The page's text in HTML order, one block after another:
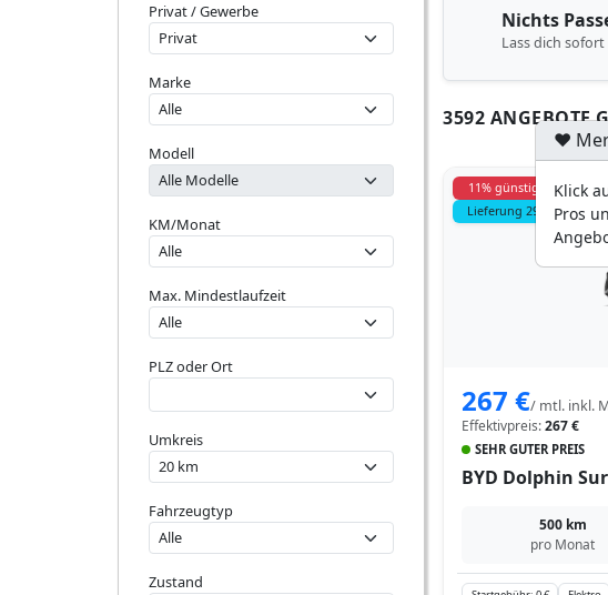
Privat / Gewerbe
Marke
Modell
KM/Monat
Max. Mindestlaufzeit
PLZ oder Ort
Umkreis
Fahrzeugtyp
Zustand
Nichts
Lass dich
3592 ANGEBOTE
11% günstiger
Lieferung 299 €
267 €/ mtl. inkl.
Effektivpreis:267 €
SEHR GUTER PREIS
BYD Dolphin
500 km
pro Monat
♥
Klick
Pros